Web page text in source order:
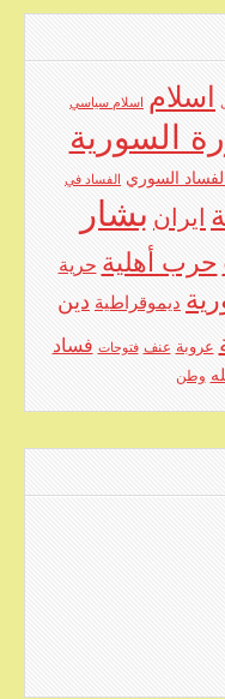
اسلام اسلام سياسي
السورية
الفساد السوري الفساد في
ايران بشار
حرب أهلية حرية
ديموقراطية دين
عروبة عنف فتوحات فساد
وطن